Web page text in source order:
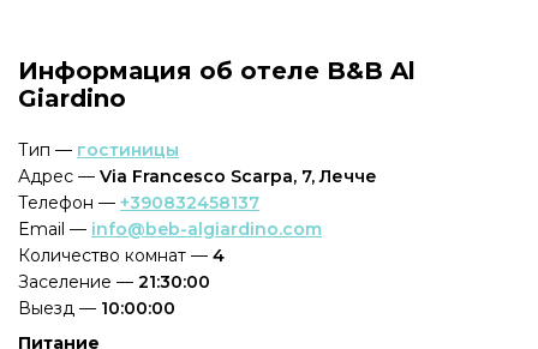
Информация об отеле B&B Al
Giardino
Тип — гостиницы
Адрес — Via Francesco Scarpa, 7, Лечче
Телефон — +390832458137
Email — info@beb-algiardino.com
Количество комнат — 4
Заселение — 21:30:00
Выезд — 10:00:00
Питание